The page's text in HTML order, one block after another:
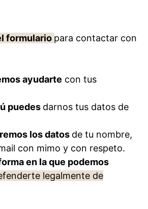
formulario para contactar con
ayudarte con tus
puedes darnos tus datos de
los datos de tu nombre,
con mimo y con respeto.
en la que podemos
legalmente de